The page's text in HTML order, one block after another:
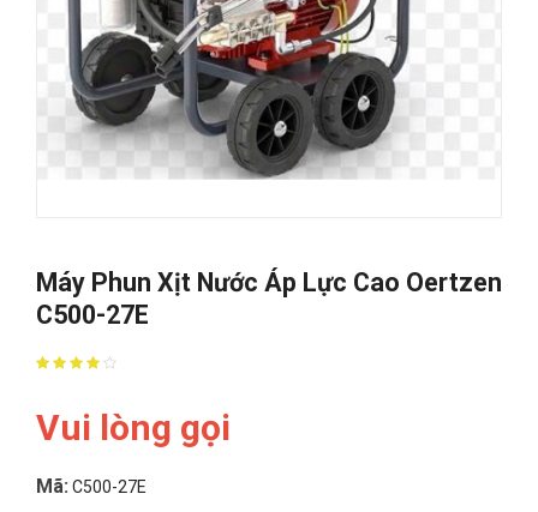
Máy Phun Xịt Nước Áp Lực Cao Oertzen
C500-27E
Vui lòng gọi
Mã: C500-27E